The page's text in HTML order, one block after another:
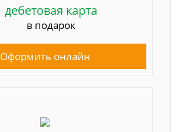
дебетовая карта
в подарок
Оформить онлайн